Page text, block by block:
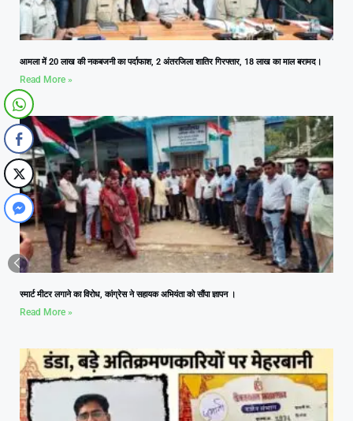
आमला में 20 लाख की नकबजनी का पर्दाफाश, 2 अंतरजिला शातिर गिरफ्तार, 18 लाख का माल बरामद।
Read More »
स्मार्ट मीटर लगाने का विरोध, कांग्रेस ने सहायक अभियंता को सौंपा ज्ञापन ।
Read More »